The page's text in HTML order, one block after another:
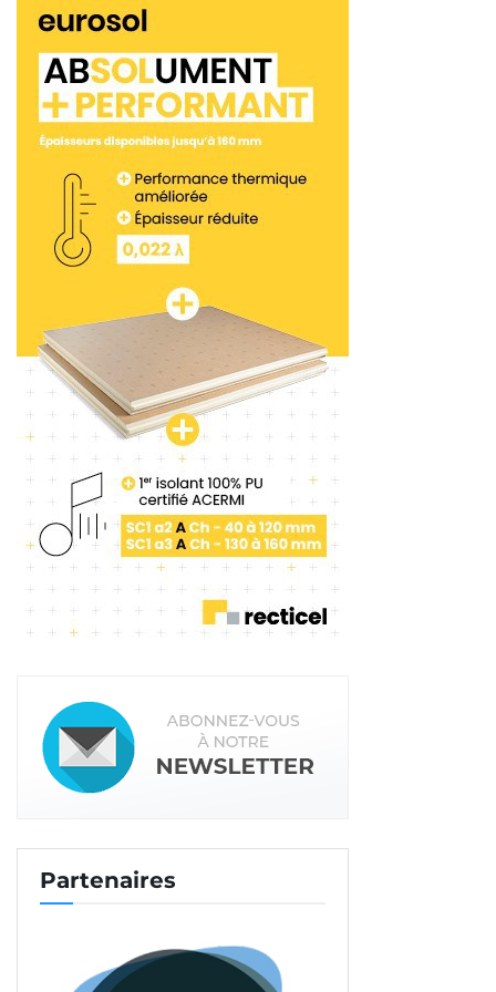
pouvant accueillir la pompe à chapes. Situé sur
à la route principale, l’espace restait tout à fait
difficile d’accès.« C’est une petite route
goudronnée, qui s’apparente presque à un
chemin. Impossible d’y faire monter une toupie
classique. »En accord avec CCB, Réseau Chape, en
charge de la fabrication et de la livraison de la
chape, sélectionne une toupie montée sur un
porteur 4 x 2, plus apte à se lancer sur les chemins
« Et encore, faire demi-tour pour
redescendre était un enfer. »
Mais il manquait encore 180 m pour permettre aux
10 m de chapes nécessaires aux 215 m
d’arriver à bon port.
chemin pédestre. Impossible de réaliser l’opération
avec notre pompe SP 20, nous avions un vrai
déficit de puissance… »
Une pompe à béton en
Partenaires